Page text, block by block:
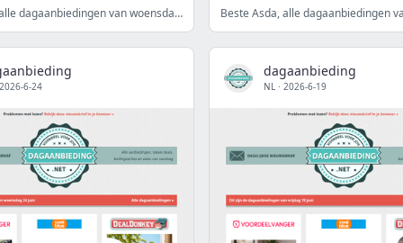
Beste Asda, alle dagaanbiedingen van woensdag 17 juni
2026-6-24
dagaanbieding
NL · 2026-6-19